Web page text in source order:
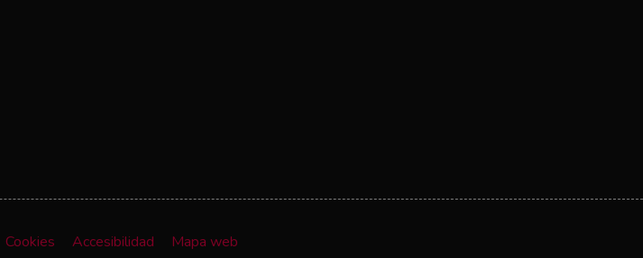
Cookies Accesibilidad Mapa web